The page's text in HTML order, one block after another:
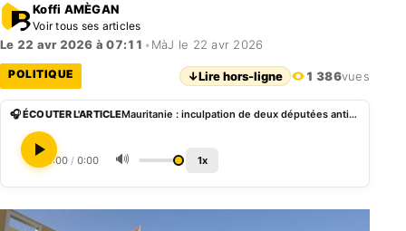
Koffi AMÈGAN
Voir tous ses articles
Le 22 avr 2026 à 07:11 • MàJ le 22 avr 2026
POLITIQUE ↓Lire hors-ligne 1 386vues
🎧 ÉCOUTER L'ARTICLE Mauritanie : inculpation de deux députées anti-esclavagistes pour atteinte aux symboles de l’État
0:00 / 0:00 🔊 1x